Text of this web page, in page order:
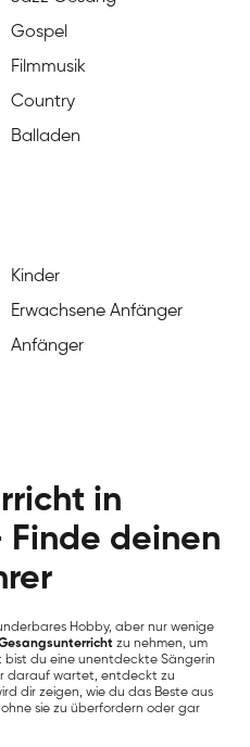
Gospel
Filmmusik
Country
Balladen
Kinder
Erwachsene Anfänger
Anfänger
in
Finde deinen
Hobby, aber nur wenige
zu nehmen, um
bist du eine unentdeckte Sängerin
darauf wartet, entdeckt zu
dir zeigen, wie du das Beste aus
sie zu überfordern oder gar